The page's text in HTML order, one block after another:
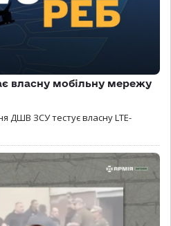
власну мобільну мережу
ДШВ ЗСУ тестує власну LTE-